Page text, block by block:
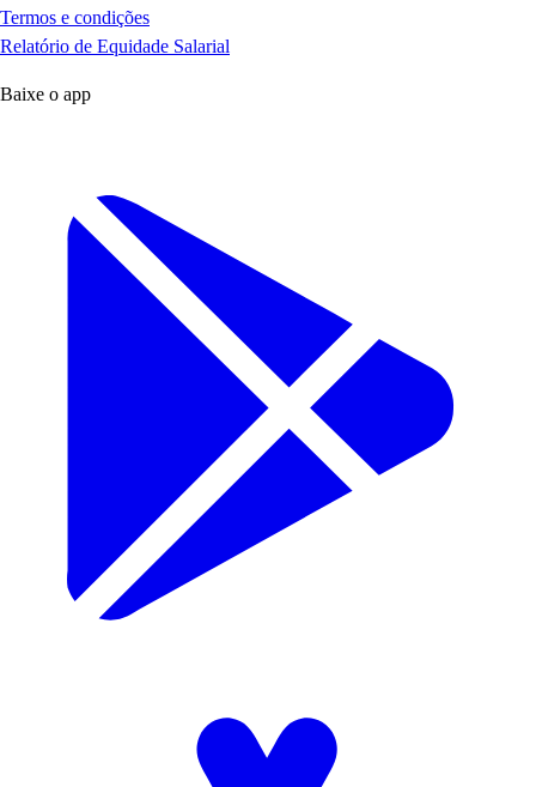
Termos e condições
Relatório de Equidade Salarial
Baixe o app